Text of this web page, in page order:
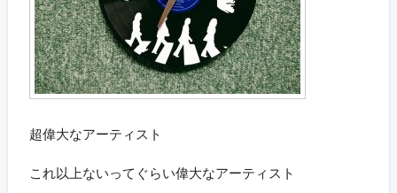
超偉大なアーティスト
これ以上ないってぐらい偉大なアーティスト